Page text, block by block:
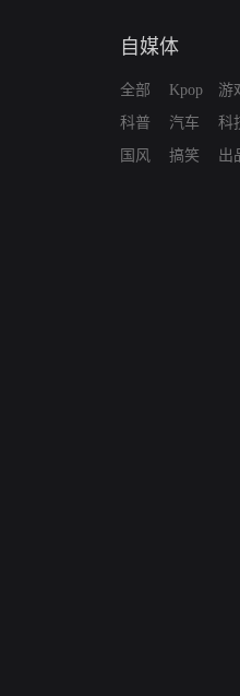
自媒体
全部
科普
国风
Kpop
汽车
搞笑
游
科
出